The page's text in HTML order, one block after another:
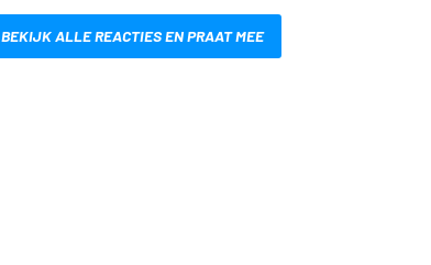
BEKIJK ALLE REACTIES EN PRAAT MEE